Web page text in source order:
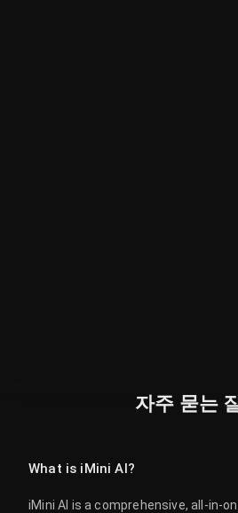
자주 묻는
What is iMini AI?
iMini AI is a comprehensive, all-in-